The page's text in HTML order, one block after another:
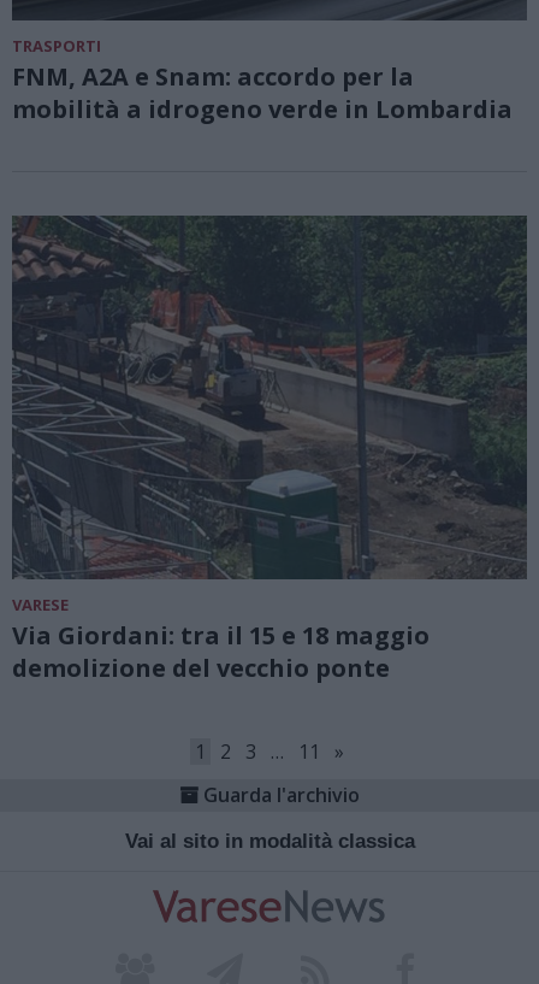
TRASPORTI
FNM, A2A e Snam: accordo per la
mobilità a idrogeno verde in Lombardia
VARESE
Via Giordani: tra il 15 e 18 maggio
demolizione del vecchio ponte
1 2 3 … 11
»
Guarda l'archivio
Vai al sito in modalità classica